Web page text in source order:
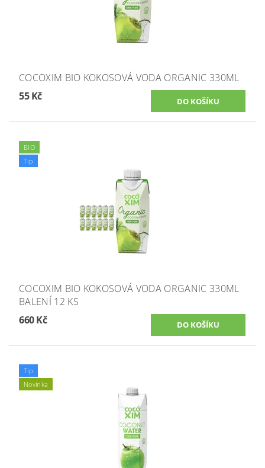
COCOXIM BIO KOKOSOVÁ VODA ORGANIC 330ML
55 Kč
BIO
Tip
COCOXIM BIO KOKOSOVÁ VODA ORGANIC 330ML
BALENÍ 12 KS
660 Kč
Tip
Novinka